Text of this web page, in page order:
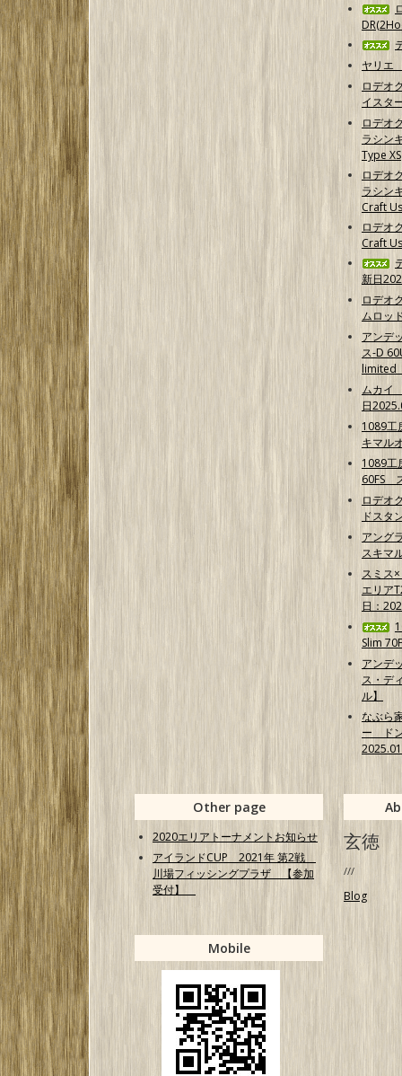
ヤリエ
ロデオ
イスタ
ロデオ
ラシン
Type XS
ロデオ
ラシン
Craft
ロデオ
Craft
新日
ロデオ
ムロッ
アンデ
ス-D
limited
ムカイ
日
1089
キマル
1089
60FS
ロデオ
ドスタ
アング
スキマ
スミス
エリア
日：
Slim
アンデ
ス・デ
ル】
なぶら
ー ド
Other page
2020エリアトーナメントお知らせ
アイランドCUP 2021年 第2戦
川場フィッシングプラザ 【参加
受付】
玄徳
///
Blog
Mobile